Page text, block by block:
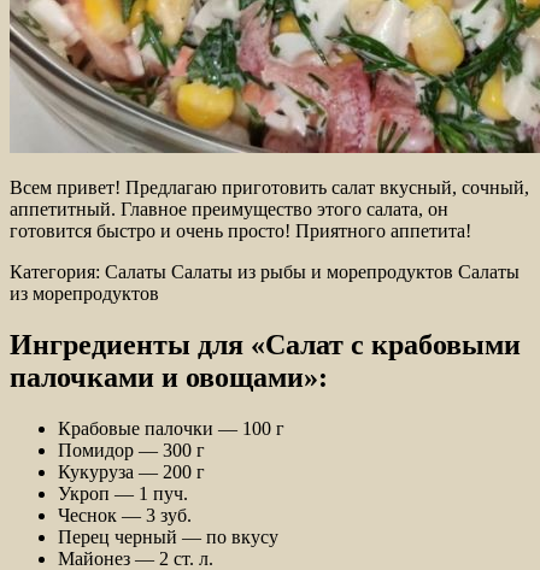
Всем привет! Предлагаю приготовить салат вкусный, сочный,
аппетитный. Главное преимущество этого салата, он
готовится быстро и очень просто! Приятного аппетита!
Категория: Салаты Салаты из рыбы и морепродуктов Салаты
из морепродуктов
Ингредиенты для «Салат с крабовыми
палочками и овощами»:
Крабовые палочки — 100 г
Помидор — 300 г
Кукуруза — 200 г
Укроп — 1 пуч.
Чеснок — 3 зуб.
Перец черный — по вкусу
Майонез — 2 ст. л.